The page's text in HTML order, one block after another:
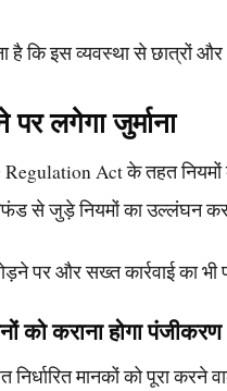
है कि इस व्यवस्था से छात्रों और
लगेगा जुर्माना
Act के तहत नियमों
से जुड़े नियमों का उल्लंघन
पर और सख्त कार्रवाई का भी
को कराना होगा पंजीकरण
मानकों को पूरा करने